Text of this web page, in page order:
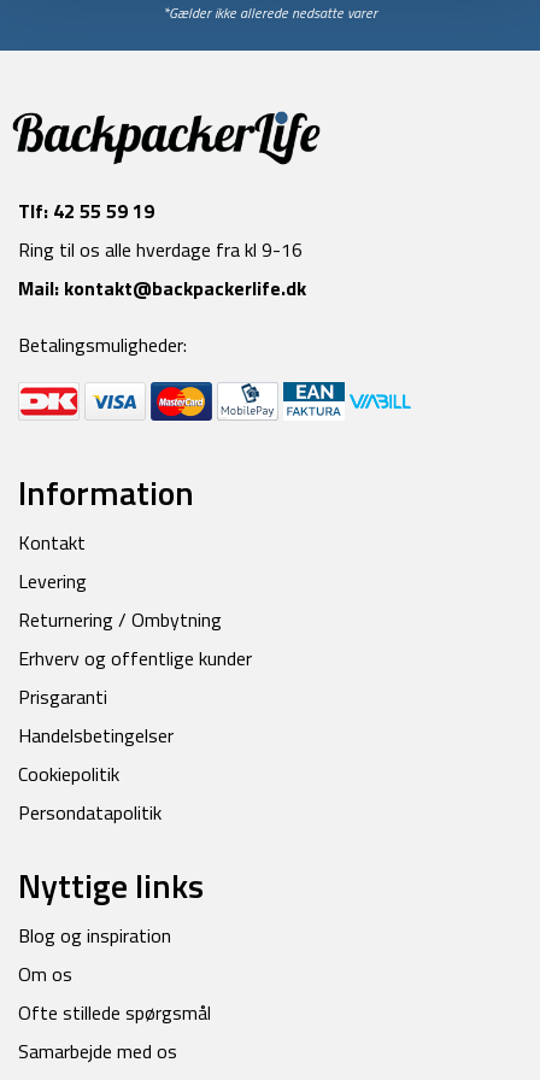
*Gælder ikke allerede nedsatte varer
Tlf: 42 55 59 19
Ring til os alle hverdage fra kl 9-16
Mail: kontakt@backpackerlife.dk
Betalingsmuligheder:
Information
Kontakt
Levering
Returnering / Ombytning
Erhverv og offentlige kunder
Prisgaranti
Handelsbetingelser
Cookiepolitik
Persondatapolitik
Nyttige links
Blog og inspiration
Om os
Ofte stillede spørgsmål
Samarbejde med os